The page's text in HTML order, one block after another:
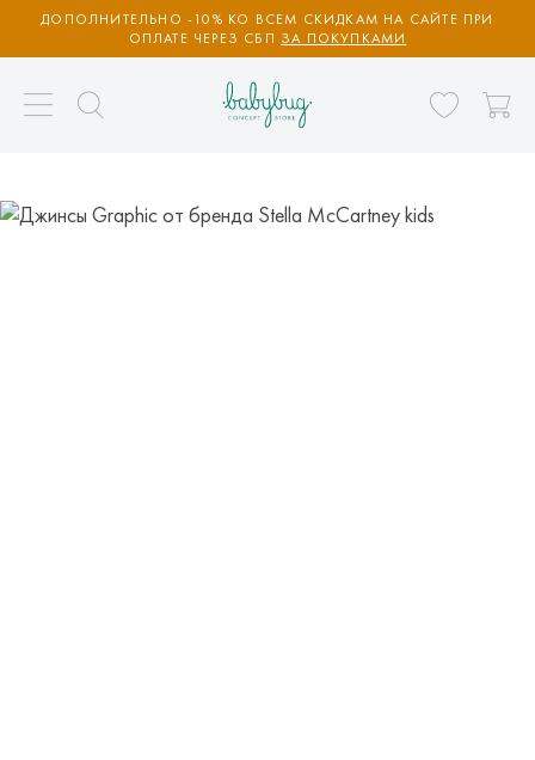
ДОПОЛНИТЕЛЬНО -10% КО ВСЕМ СКИДКАМ НА САЙТЕ ПРИ
ОПЛАТЕ ЧЕРЕЗ СБП ЗА ПОКУПКАМИ